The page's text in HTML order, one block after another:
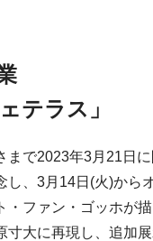
テラス」
まで2023年3月21日に
し、3月14日(火)から
・ファン・ゴッホが
寸大に再現し、追加